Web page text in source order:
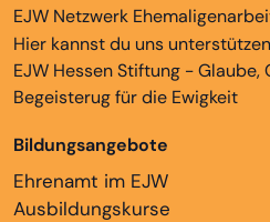
EJW Netzwerk
Hier kannst du uns unterstützen
EJW Hessen Stiftung - Glaube,
Begeisterug für die Ewigkeit
Bildungsangebote
Ehrenamt im EJW
Ausbildungskurse